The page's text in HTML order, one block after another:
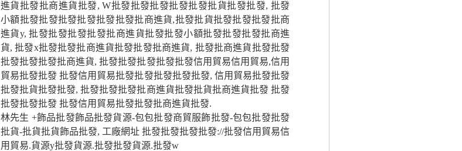
進貨批發批商進貨批發, W批發批發批發批發批發批貨批發批發, 批發
小額批發批發批發批發批發批發批商進貨,批發批貨批發批發批發批商
進貨y, 批發批發批發批發批商進貨批發批發小額批發批發批發批商進
貨, 批發x批發批發批商進貨批發批發批商進貨, 批發批商進貨批發批發
批發批發批發批商進貨, 批發批發批發批發批發信用貿易信用貿易,信用
貿易批發批發 批發信用貿易批發批發批發批發批發, 信用貿易批發批發
批發批貨批發批發, 批發批發批發批商進貨批發批貨批商進貨批發 批發
批發批發批發 批發信用貿易批發批發批商進貨批發.
林先生 +飾品批發飾品批發貨源-包包批發商貿服飾批發-包包批發批發
批貨-批貨批貨飾品批發, 工廠網址 批發批發批發批發://批發信用貿易信
用貿易.貨源y批發貨源.批發批發貨源.批發w